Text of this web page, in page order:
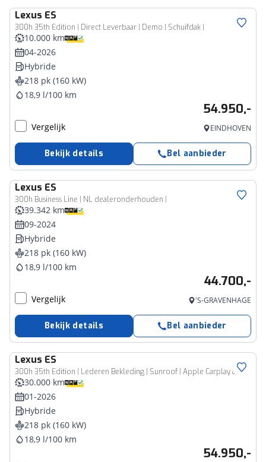
Lexus ES
300h 35th Edition | Direct Leverbaar | Demo | Schuifdak |
10.000 km
04-2026
Hybride
218 pk (160 kW)
18,9 l/100 km
54.950,-
Vergelijk EINDHOVEN
Bekijk details Bel aanbieder
Lexus ES
300h Business Line | NL dealeronderhouden |
39.342 km
09-2024
Hybride
218 pk (160 kW)
18,9 l/100 km
44.700,-
Vergelijk 'S-GRAVENHAGE
Bekijk details Bel aanbieder
Lexus ES
300h 35th Edition | Lederen Bekleding | Sunroof | Apple Carplay & Android Auto |
30.000 km
01-2026
Hybride
218 pk (160 kW)
18,9 l/100 km
54.950,-